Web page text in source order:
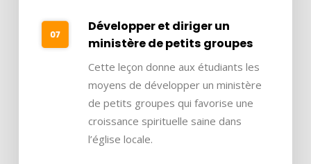
Développer et diriger un
ministère de petits groupes
Cette leçon donne aux étudiants les
moyens de développer un ministère
de petits groupes qui favorise une
croissance spirituelle saine dans
l’église locale.